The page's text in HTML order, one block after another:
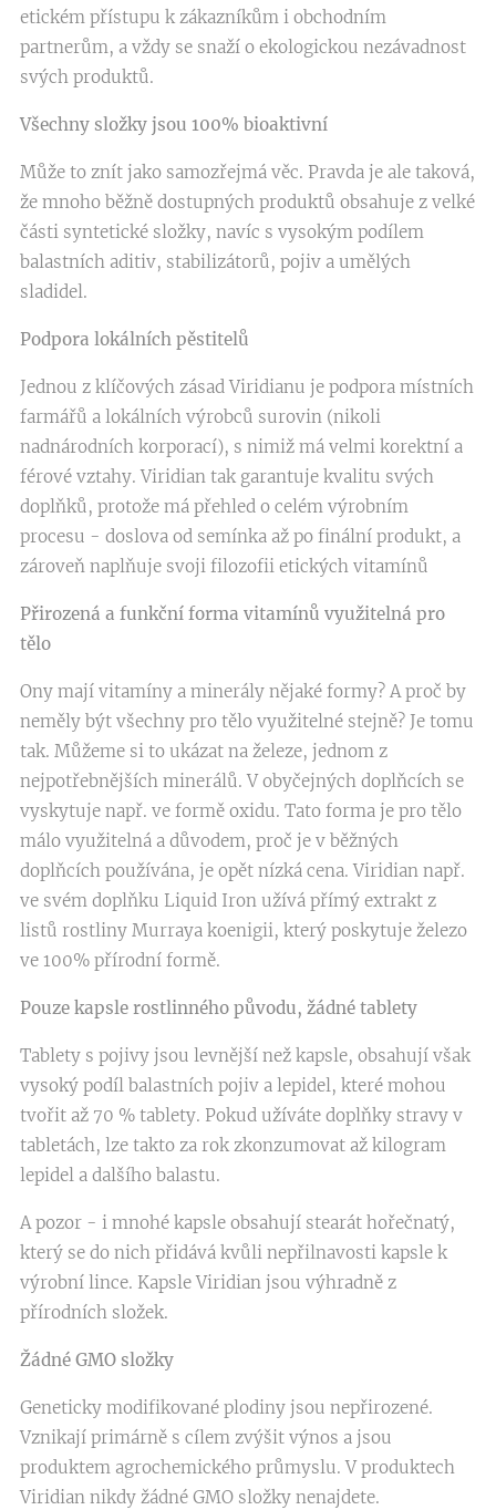
etickém přístupu k zákazníkům i obchodním
partnerům, a vždy se snaží o ekologickou nezávadnost
svých produktů.
Všechny složky jsou 100% bioaktivní
Může to znít jako samozřejmá věc. Pravda je ale taková,
že mnoho běžně dostupných produktů obsahuje z velké
části syntetické složky, navíc s vysokým podílem
balastních aditiv, stabilizátorů, pojiv a umělých
sladidel.
Podpora lokálních pěstitelů
Jednou z klíčových zásad Viridianu je podpora místních
farmářů a lokálních výrobců surovin (nikoli
nadnárodních korporací), s nimiž má velmi korektní a
férové vztahy. Viridian tak garantuje kvalitu svých
doplňků, protože má přehled o celém výrobním
procesu - doslova od semínka až po finální produkt, a
zároveň naplňuje svoji filozofii etických vitamínů
Přirozená a funkční forma vitamínů využitelná pro
tělo
Ony mají vitamíny a minerály nějaké formy? A proč by
neměly být všechny pro tělo využitelné stejně? Je tomu
tak. Můžeme si to ukázat na železe, jednom z
nejpotřebnějších minerálů. V obyčejných doplňcích se
vyskytuje např. ve formě oxidu. Tato forma je pro tělo
málo využitelná a důvodem, proč je v běžných
doplňcích používána, je opět nízká cena. Viridian např.
ve svém doplňku Liquid Iron užívá přímý extrakt z
listů rostliny Murraya koenigii, který poskytuje železo
ve 100% přírodní formě.
Pouze kapsle rostlinného původu, žádné tablety
Tablety s pojivy jsou levnější než kapsle, obsahují však
vysoký podíl balastních pojiv a lepidel, které mohou
tvořit až 70 % tablety. Pokud užíváte doplňky stravy v
tabletách, lze takto za rok zkonzumovat až kilogram
lepidel a dalšího balastu.
A pozor - i mnohé kapsle obsahují stearát hořečnatý,
který se do nich přidává kvůli nepřilnavosti kapsle k
výrobní lince. Kapsle Viridian jsou výhradně z
přírodních složek.
Žádné GMO složky
Geneticky modifikované plodiny jsou nepřirozené.
Vznikají primárně s cílem zvýšit výnos a jsou
produktem agrochemického průmyslu. V produktech
Viridian nikdy žádné GMO složky nenajdete.